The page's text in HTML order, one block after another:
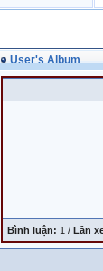
User's Album
Bình luận: 1 / Lần